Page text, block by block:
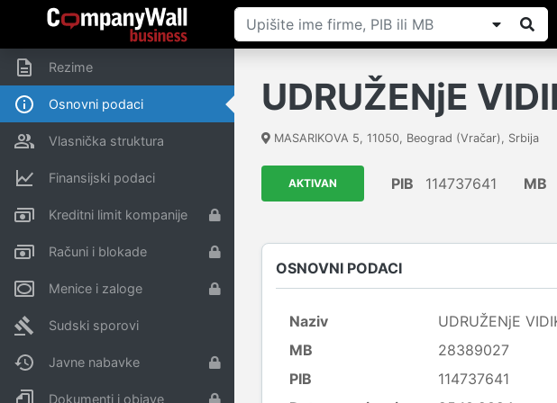
Rezime
Osnovni podaci
Vlasnička struktura
Finansijski podaci
Kreditni limit kompanije
Računi i blokade
Menice i zaloge
Sudski sporovi
Javne nabavke
Dokumenti i objave
UDRUŽENjE
MASARIKOVA 5, 11050, Beograd (Vračar), Srbija
AKTIVAN PIB 114737641 MB
OSNOVNI PODACI
Naziv
UDRUŽENjE
MB
28389027
PIB
114737641